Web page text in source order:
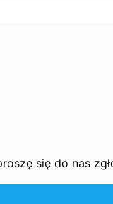
się do nas